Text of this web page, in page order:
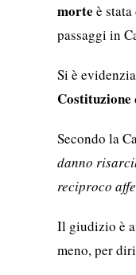
morte è
passaggi in
Si è
Costituzione
Secondo la
danno
reciproco
Il giudizio è
meno, per